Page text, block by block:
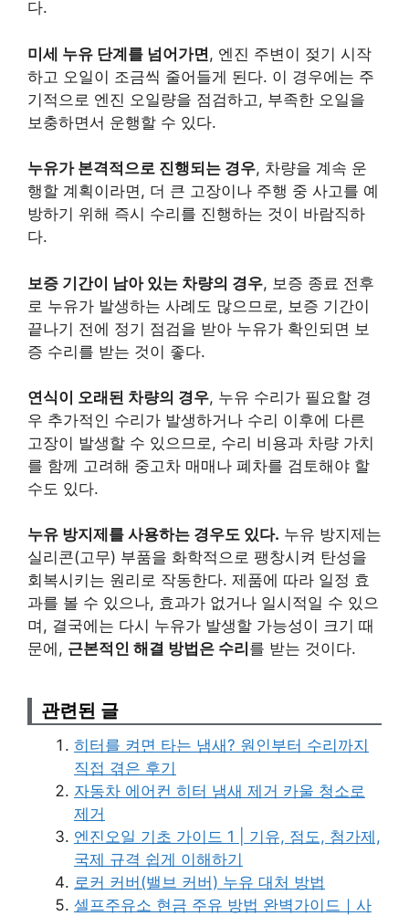
다.
미세 누유 단계를 넘어가면, 엔진 주변이 젖기 시작
하고 오일이 조금씩 줄어들게 된다. 이 경우에는 주
기적으로 엔진 오일량을 점검하고, 부족한 오일을
보충하면서 운행할 수 있다.
누유가 본격적으로 진행되는 경우, 차량을 계속 운
행할 계획이라면, 더 큰 고장이나 주행 중 사고를 예
방하기 위해 즉시 수리를 진행하는 것이 바람직하
다.
보증 기간이 남아 있는 차량의 경우, 보증 종료 전후
로 누유가 발생하는 사례도 많으므로, 보증 기간이
끝나기 전에 정기 점검을 받아 누유가 확인되면 보
증 수리를 받는 것이 좋다.
연식이 오래된 차량의 경우, 누유 수리가 필요할 경
우 추가적인 수리가 발생하거나 수리 이후에 다른
고장이 발생할 수 있으므로, 수리 비용과 차량 가치
를 함께 고려해 중고차 매매나 폐차를 검토해야 할
수도 있다.
누유 방지제를 사용하는 경우도 있다. 누유 방지제는
실리콘(고무) 부품을 화학적으로 팽창시켜 탄성을
회복시키는 원리로 작동한다. 제품에 따라 일정 효
과를 볼 수 있으나, 효과가 없거나 일시적일 수 있으
며, 결국에는 다시 누유가 발생할 가능성이 크기 때
문에, 근본적인 해결 방법은 수리 를 받는 것이다.
관련된 글
히터를 켜면 타는 냄새? 원인부터 수리까지
직접 겪은 후기
자동차 에어컨 히터 냄새 제거 카울 청소로
제거
엔진오일 기초 가이드 1 | 기유, 점도, 첨가제,
국제 규격 쉽게 이해하기
로커 커버(밸브 커버) 누유 대처 방법
셀프주유소 현금 주유 방법 완벽가이드｜사